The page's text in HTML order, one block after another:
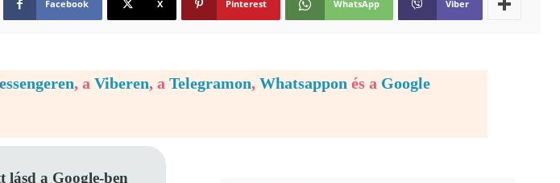
Facebook X Pinterest WhatsApp Viber
, a Viberen, a Telegramon, Whatsappon és a Google
a Google-ben